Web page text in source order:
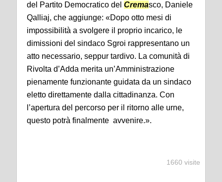
del Partito Democratico del Cremasco, Daniele
Qalliaj, che aggiunge: «Dopo otto mesi di
impossibilità a svolgere il proprio incarico, le
dimissioni del sindaco Sgroi rappresentano un
atto necessario, seppur tardivo. La comunità di
Rivolta d’Adda merita un’Amministrazione
pienamente funzionante guidata da un sindaco
eletto direttamente dalla cittadinanza. Con
l’apertura del percorso per il ritorno alle urne,
questo potrà finalmente avvenire.».
1660 visite